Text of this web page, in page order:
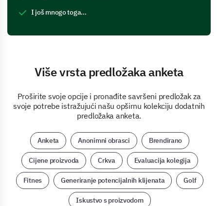
I još mnogo toga…
Više vrsta predložaka anketa
Proširite svoje opcije i pronađite savršeni predložak za
svoje potrebe istražujući našu opširnu kolekciju dodatnih
predložaka anketa.
Anketa Anonimni obrasci Brendirano
Cijene proizvoda Crkva Evaluacija kolegija
Fitnes Generiranje potencijalnih klijenata Golf
Iskustvo s proizvodom